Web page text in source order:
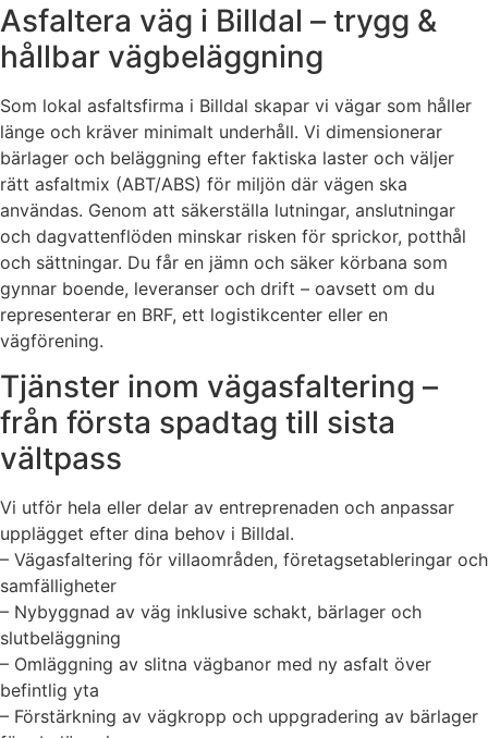
Asfaltera väg i Billdal – trygg &
hållbar vägbeläggning
Som lokal asfaltsfirma i Billdal skapar vi vägar som håller
länge och kräver minimalt underhåll. Vi dimensionerar
bärlager och beläggning efter faktiska laster och väljer
rätt asfaltmix (ABT/ABS) för miljön där vägen ska
användas. Genom att säkerställa lutningar, anslutningar
och dagvattenflöden minskar risken för sprickor, potthål
och sättningar. Du får en jämn och säker körbana som
gynnar boende, leveranser och drift – oavsett om du
representerar en BRF, ett logistikcenter eller en
vägförening.
Tjänster inom vägasfaltering –
från första spadtag till sista
vältpass
Vi utför hela eller delar av entreprenaden och anpassar
upplägget efter dina behov i Billdal.
– Vägasfaltering för villaområden, företagsetableringar och
samfälligheter
– Nybyggnad av väg inklusive schakt, bärlager och
slutbeläggning
– Omläggning av slitna vägbanor med ny asfalt över
befintlig yta
– Förstärkning av vägkropp och uppgradering av bärlager